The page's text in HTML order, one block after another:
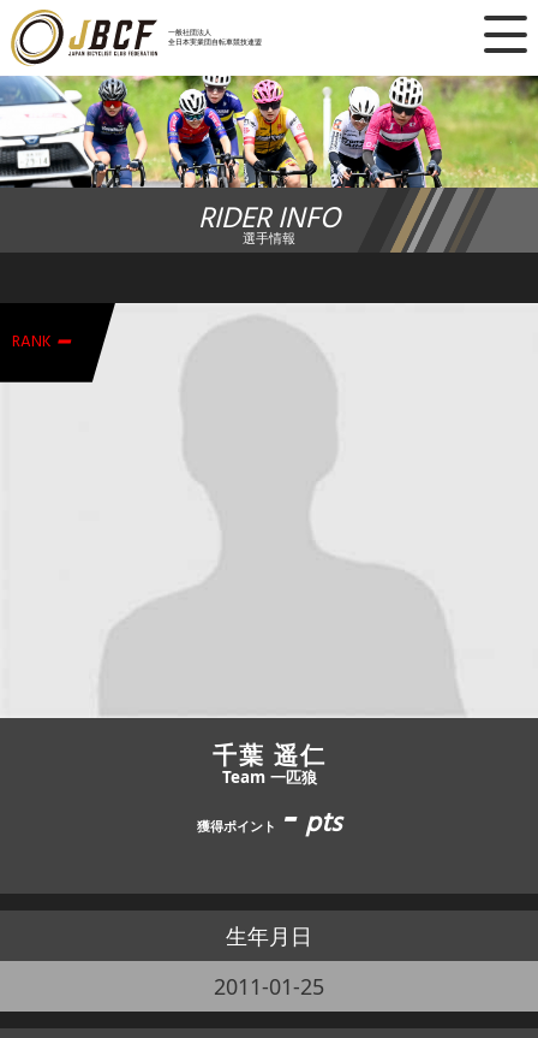
一般社団法人
全日本実業団自転車競技連盟
×
ニュース
レース日程
ランキング
チーム・選手
加盟・登録
エントリー
JBCF ROAD SERIESとは
RIDER INFO
選手情報
RANK -
千葉 遥仁
Team 一匹狼
獲得ポイント -pts
生年月日
2011-01-25